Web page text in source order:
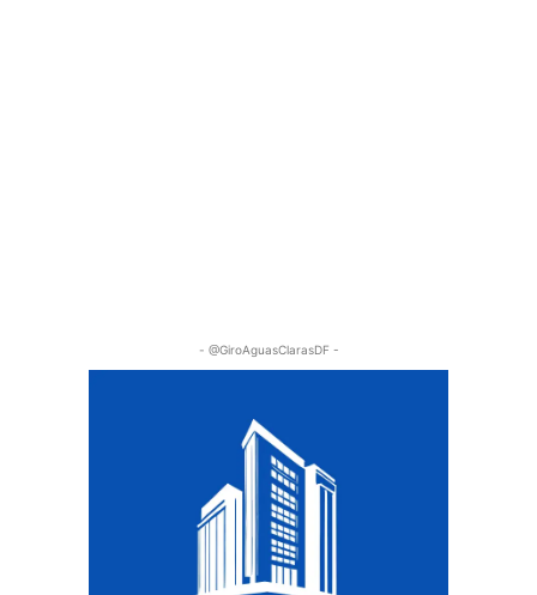
- @GiroAguasClarasDF -